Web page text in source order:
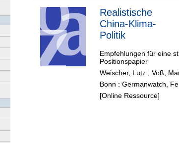
Realistische
China-Klima-
Politik
Empfehlungen für eine
Positionspapier
Weischer, Lutz ; Voß,
Bonn : Germanwatch,
[Online Ressource]